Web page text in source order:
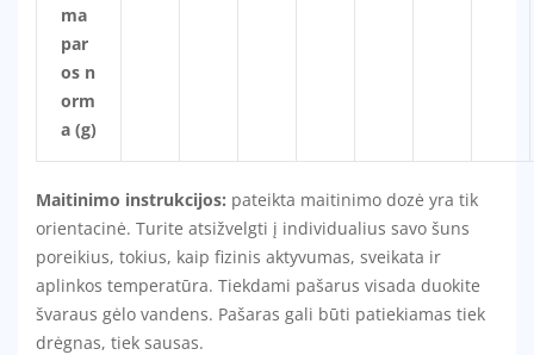
ma
par
os n
orm
a(g)
Maitinimo instrukcijos: pateikta maitinimo dozė yra tik
orientacinė. Turite atsižvelgti į individualius savo šuns
poreikius, tokius, kaip fizinis aktyvumas, sveikata ir
aplinkos temperatūra. Tiekdami pašarus visada duokite
švaraus gėlo vandens. Pašaras gali būti patiekiamas tiek
drėgnas, tiek sausas.